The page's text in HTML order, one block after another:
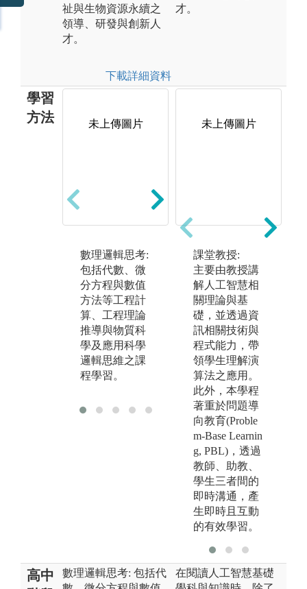
祉與生物資源永續之
領導、研發與創新人
才。
下載詳細資料
才。
學習
方法
未上傳圖片
數理邏輯思考:
包括代數、微
分方程與數值
方法等工程計
算、工程理論
推導與物質科
學及應用科學
邏輯思維之課
程學習。
設計與機動學
等機械原理與
對應製造實習
課程學習。
版權:生機系官
網
未上傳圖片
課堂教授:
主要由教授講
解人工智慧相
關理論與基
礎，並透過資
訊相關技術與
程式能力，帶
領學生理解演
算法之應用。
此外，本學程
著重於問題導
向教育(Proble
m-Base Learnin
g, PBL)，透過
教師、助教、
學生三者間的
即時溝通，產
生即時且互動
的有效學習。
高中
數理邏輯思考: 包括代
在閱讀人工智慧基礎